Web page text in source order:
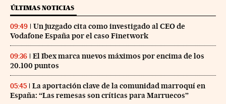
ÚLTIMAS NOTICIAS
09:49
Un juzgado cita como investigado al CEO de
Vodafone España por el caso Finetwork
09:36
El Ibex marca nuevos máximos por encima de los
20.100 puntos
05:45
La aportación clave de la comunidad marroquí en
España: “Las remesas son críticas para Marruecos”